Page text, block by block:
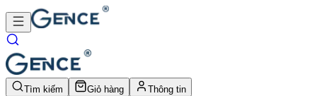
Tìm kiếm Giỏ hàng Thông tin